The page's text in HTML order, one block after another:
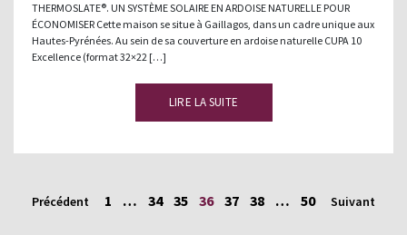
THERMOSLATE®. UN SYSTÈME SOLAIRE EN ARDOISE NATURELLE POUR
ÉCONOMISER Cette maison se situe à Gaillagos, dans un cadre unique aux
Hautes-Pyrénées. Au sein de sa couverture en ardoise naturelle CUPA 10
Excellence (format 32×22 […]
LIRE LA SUITE
Précédent 1 … 34 35 36 37 38 … 50 Suivant